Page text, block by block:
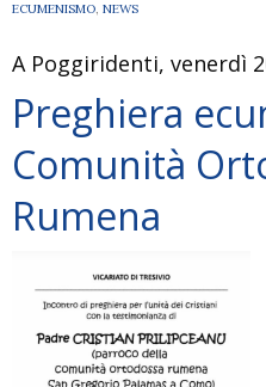
ECUMENISMO, NEWS
A Poggiridenti, venerdì
Preghiera
Comunità
Rumena